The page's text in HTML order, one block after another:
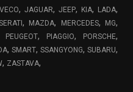
IVECO, JAGUAR, JEEP, KIA, LADA,
, MAZDA, MERCEDES, MG,
PEUGEOT, PIAGGIO, PORSCHE,
, SMART, SSANGYONG,SUBARU,
, ZASTAVA,